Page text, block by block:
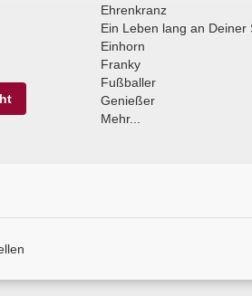
Ehrenkranz
Ein Leben lang an Deiner
Einhorn
Franky
Fußballer
Genießer
Mehr...